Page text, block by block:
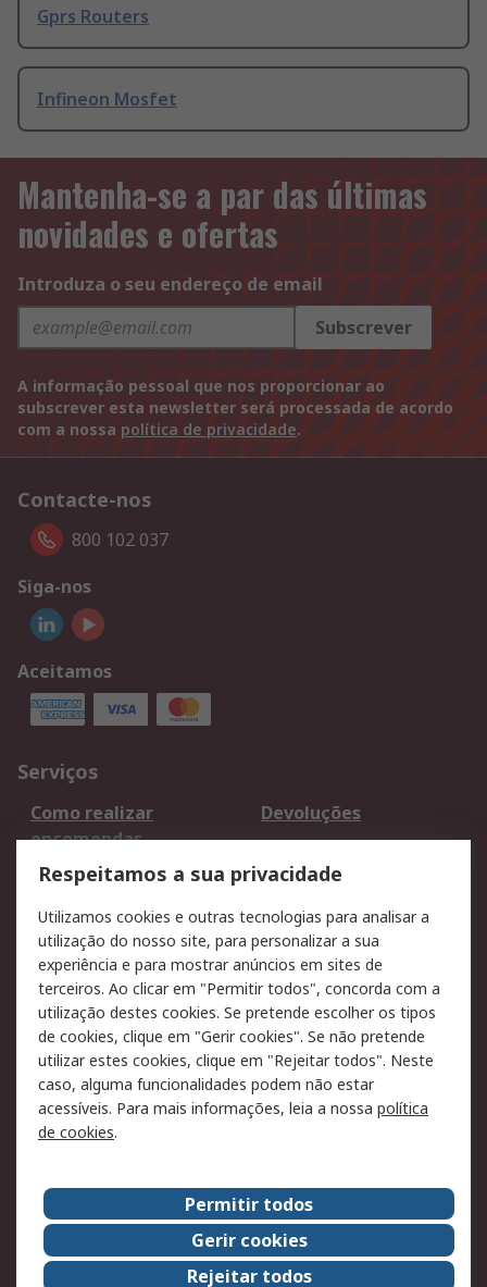
Gprs Routers
Infineon Mosfet
Mantenha-se a par das últimas
novidades e ofertas
Introduza o seu endereço de email
Subscrever
A informação pessoal que nos proporcionar ao
subscrever esta newsletter será processada de acordo
com a nossa política de privacidade.
Contacte-nos
800 102 037
Siga-nos
Aceitamos
Serviços
Como realizar
encomendas
Devoluções
Formas de entrega
Qualidade e ambiente
Pagamento e
faturação
Legal
Aviso legal
Política de cookies
Política de privacidade
- Atualizada
Segurança de emails
Condições de venda
Sobre a RS
A RS no mundo
RS Group
Sobre a RS
Trabalhar na RS
Respeitamos a sua privacidade
Utilizamos cookies e outras tecnologias para analisar a
utilização do nosso site, para personalizar a sua
experiência e para mostrar anúncios em sites de
terceiros. Ao clicar em "Permitir todos", concorda com a
utilização destes cookies. Se pretende escolher os tipos
de cookies, clique em "Gerir cookies". Se não pretende
utilizar estes cookies, clique em "Rejeitar todos". Neste
caso, alguma funcionalidades podem não estar
acessíveis. Para mais informações, leia a nossa política
de cookies.
Permitir todos
Gerir cookies
Rejeitar todos